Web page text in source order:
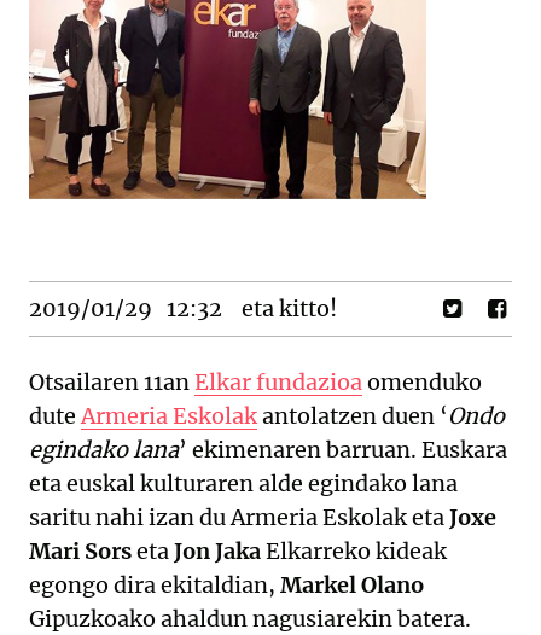
2019/01/29 12:32 eta kitto!
Otsailaren 11anElkar fundazioaomenduko
duteArmeria Eskolakantolatzen duen ‘Ondo
egindako lana’ ekimenaren barruan. Euskara
eta euskal kulturaren alde egindako lana
saritu nahi izan du Armeria Eskolak etaJoxe
Mari SorsetaJon JakaElkarreko kideak
egongo dira ekitaldian, Markel Olano
Gipuzkoako ahaldun nagusiarekin batera.